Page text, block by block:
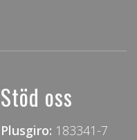
Stöd oss
Plusgiro: 183341-7